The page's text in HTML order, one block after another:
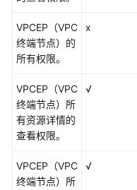
VPCEP（VPC
终端节点）的
所有权限。
x
VPCEP（VPC
终端节点）所
有资源详情的
查看权限。
√
VPCEP（VPC
终端节点）所
√